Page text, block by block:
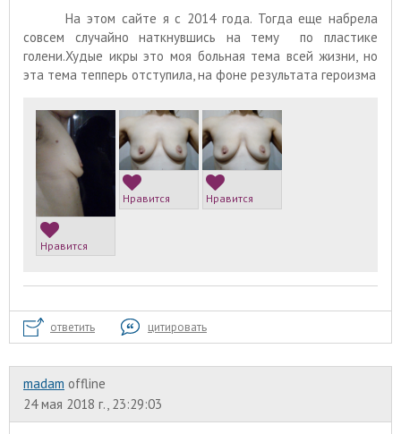
На этом сайте я с 2014 года. Тогда еще набрела
совсем случайно наткнувшись на тему по пластике
голени.Худые икры это моя больная тема всей жизни, но
эта тема тепперь отступила, на фоне результата героизма
Нравится
Нравится Нравится
ответить цитировать
madam offline
24 мая 2018 г., 23:29:03